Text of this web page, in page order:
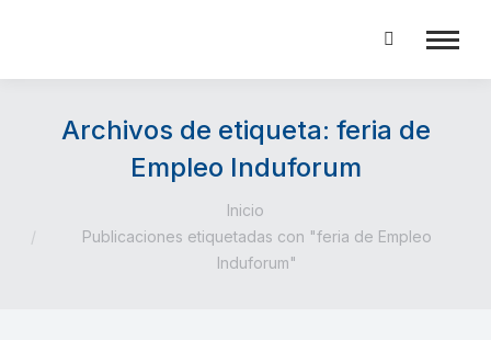
Buscar:
Archivos de etiqueta: feria de
Empleo Induforum
Inicio
Publicaciones etiquetadas con "feria de Empleo
Induforum"